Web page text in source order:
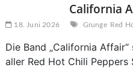
California
18. Juni 2026 Grunge Red
Die Band „California
aller Red Hot Chili Peppers